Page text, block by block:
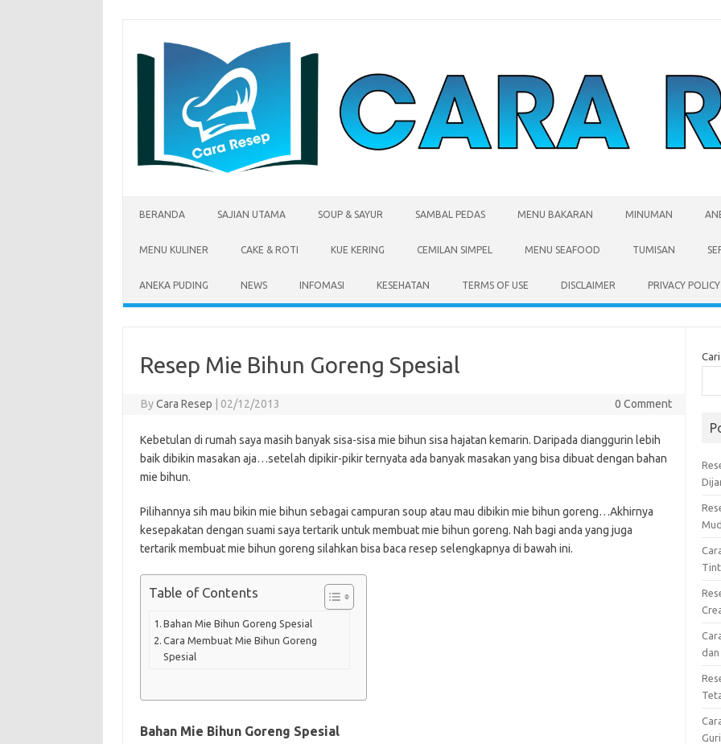
BERANDA SAJIAN UTAMA SOUP & SAYUR SAMBAL PEDAS MENU BAKARAN MINUMAN
MENU KULINER CAKE & ROTI KUE KERING CEMILAN SIMPEL MENU SEAFOOD TUMISAN
ANEKA PUDING NEWS INFOMASI KESEHATAN TERMS OF USE DISCLAIMER PRIVACY POLICY
Resep Mie Bihun Goreng Spesial
ByCara Resep | 02/12/2013 0 Comment
Kebetulan di rumah saya masih banyak sisa-sisa mie bihun sisa hajatan kemarin. Daripada dianggurin lebih
baik dibikin masakan aja…setelah dipikir-pikir ternyata ada banyak masakan yang bisa dibuat dengan bahan
mie bihun.
Pilihannya sih mau bikin mie bihun sebagai campuran soup atau mau dibikin mie bihun goreng…Akhirnya
kesepakatan dengan suami saya tertarik untuk membuat mie bihun goreng. Nah bagi anda yang juga
tertarik membuat mie bihun goreng silahkan bisa baca resep selengkapnya di bawah ini.
Table of Contents
Bahan Mie Bihun Goreng Spesial
Cara Membuat Mie Bihun Goreng
Spesial
Bahan Mie Bihun Goreng Spesial
Cari